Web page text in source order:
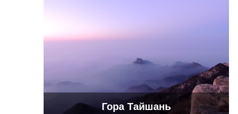
Гора Тайшань